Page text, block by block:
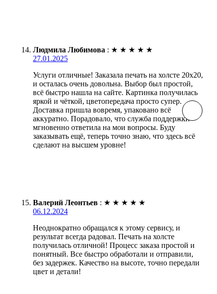
Людмила Любимова : ★ ★ ★ ★ ★
27.01.2025
Услуги отличные! Заказала печать на холсте 20х20,
и осталась очень довольна. Выбор был простой,
всё быстро нашла на сайте. Картинка получилась
яркой и чёткой, цветопередача просто супер.
Доставка пришла вовремя, упаковано всё
аккуратно. Порадовало, что служба поддержки
мгновенно ответила на мои вопросы. Буду
заказывать ещё, теперь точно знаю, что здесь всё
сделают на высшем уровне!
Валерий Леонтьев : ★ ★ ★ ★ ★
06.12.2024
Неоднократно обращался к этому сервису, и
результат всегда радовал. Печать на холсте
получилась отличной! Процесс заказа простой и
понятный. Все быстро обработали и отправили,
без задержек. Качество на высоте, точно передали
цвет и детали!